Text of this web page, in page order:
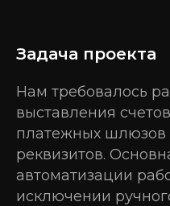
Задача проекта
Нам требовалось
выставления
платежных шлюзов
реквизитов.
автоматизации
исключении